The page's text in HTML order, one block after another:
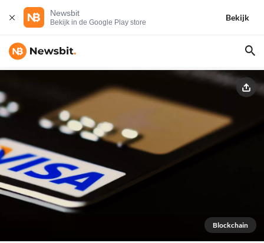
Newsbit
Bekijk in de Google Play store
Bekijk
Blockchain